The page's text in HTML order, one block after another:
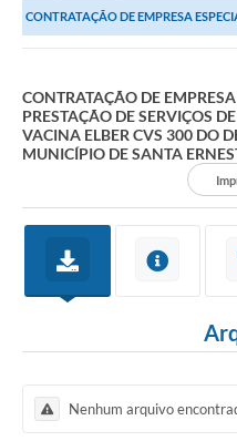
CONTRATAÇÃO DE EMPRESA
CONTRATAÇÃO DE
PRESTAÇÃO DE SERVIÇOS
VACINA ELBER CVS 300 DO
MUNICÍPIO DE SANTA
Nenhum arquivo